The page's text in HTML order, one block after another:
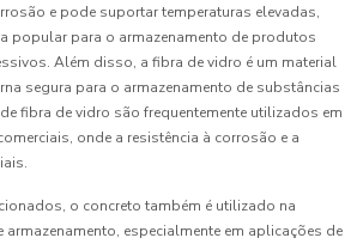
e pode suportar temperaturas elevadas,
popular para o armazenamento de produtos
Além disso, a fibra de vidro é um material
segura para o armazenamento de substâncias
fibra de vidro são frequentemente utilizados em
onde a resistência à corrosão e a
o concreto também é utilizado na
especialmente em aplicações de